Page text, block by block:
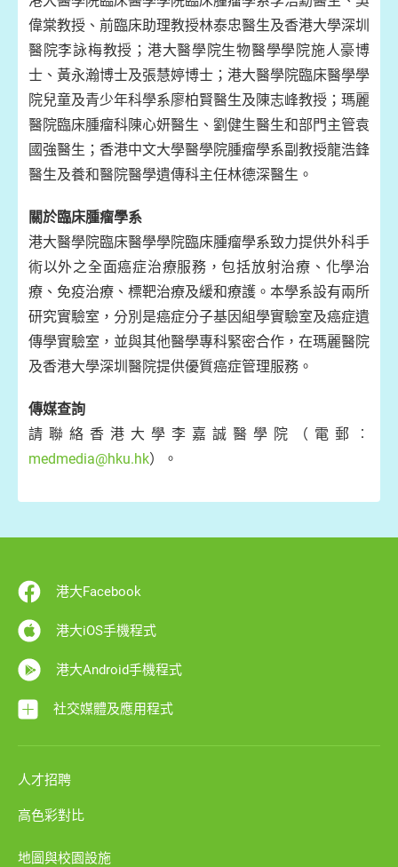
偉棠教授、前臨床助理教授林泰忠醫生及香港大學深圳
醫院李詠梅教授；港大醫學院生物醫學學院施人豪博
士、黃永瀚博士及張慧婷博士；港大醫學院臨床醫學學
院兒童及青少年科學系廖柏賢醫生及陳志峰教授；瑪麗
醫院臨床腫瘤科陳心妍醫生、劉健生醫生和部門主管袁
國強醫生；香港中文大學醫學院腫瘤學系副教授龍浩鋒
醫生及養和醫院醫學遺傳科主任林德深醫生。
關於臨床腫瘤學系
港大醫學院臨床醫學學院臨床腫瘤學系致力提供外科手
術以外之全面癌症治療服務，包括放射治療、化學治
療、免疫治療、標靶治療及緩和療護。本學系設有兩所
研究實驗室，分別是癌症分子基因組學實驗室及癌症遺
傳學實驗室，並與其他醫學專科緊密合作，在瑪麗醫院
及香港大學深圳醫院提供優質癌症管理服務。
傳媒查詢
請聯絡香港大學李嘉誠醫學院（電郵︰
medmedia@hku.hk）。
港大Facebook
港大iOS手機程式
港大Android手機程式
社交媒體及應用程式
人才招聘
高色彩對比
地圖與校園設施